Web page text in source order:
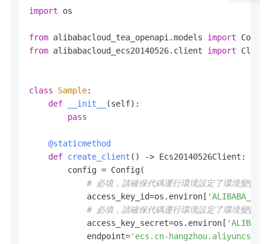
import os
from alibabacloud_tea_openapi.models import
from alibabacloud_ecs20140526.client import
class Sample:
def
__init__ (self):
pass
    @staticmethod
def create_client () -> Ecs20140526Client:
        config = Config(
# 必填，請確保代碼運行環境設定了環境變數
            access_key_id=os.environ[
# 必填，請確保代碼運行環境設定了環境變數
            access_key_secret=os.environ[
            endpoint=
'ecs.cn-